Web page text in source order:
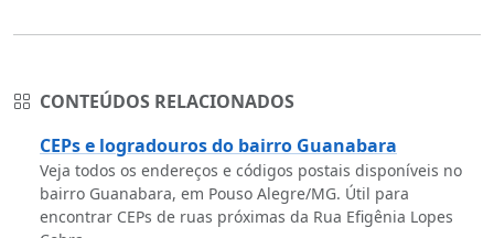
CONTEÚDOS RELACIONADOS
CEPs e logradouros do bairro Guanabara
Veja todos os endereços e códigos postais disponíveis no
bairro Guanabara, em Pouso Alegre/MG. Útil para
encontrar CEPs de ruas próximas da Rua Efigênia Lopes